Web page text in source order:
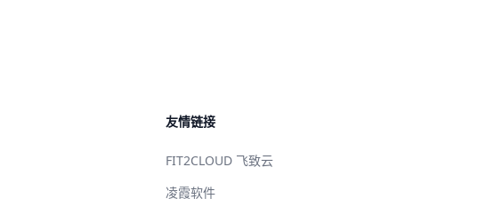
友情链接
FIT2CLOUD 飞致云
凌霞软件